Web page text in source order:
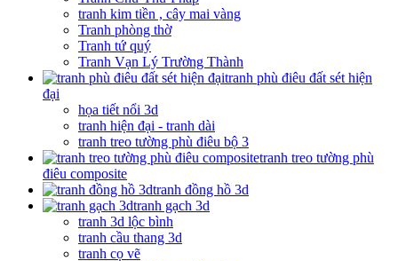
tranh kim tiền , cây mai vàng
Tranh phòng thờ
Tranh tứ quý
Tranh Vạn Lý Trường Thành
tranh phù điêu đất sét hiện
đại
họa tiết nổi 3d
tranh hiện đại - tranh dài
tranh treo tường phù điêu bộ 3
tranh treo tường phù
điêu composite
tranh đồng hồ 3d
tranh gạch 3d
tranh 3d lộc bình
tranh cầu thang 3d
tranh cọ vẽ